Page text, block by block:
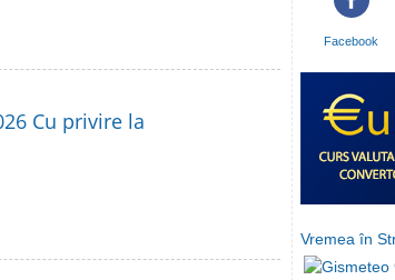
Cu privire la
Facebook
Vremea în